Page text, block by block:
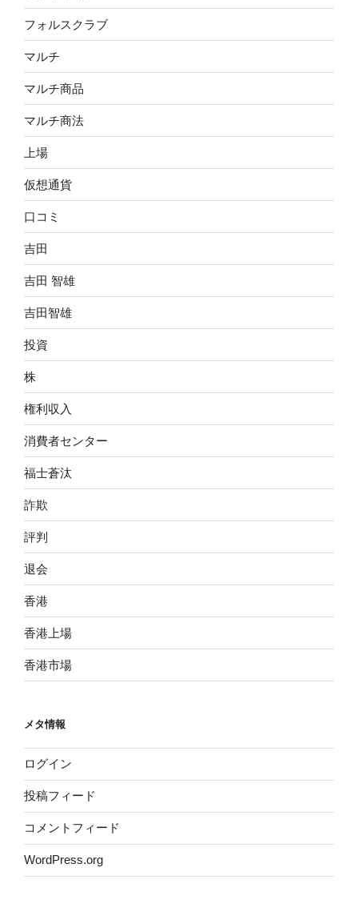
フォルスクラブ
マルチ
マルチ商品
マルチ商法
上場
仮想通貨
口コミ
吉田
吉田 智雄
吉田智雄
投資
株
権利収入
消費者センター
福士蒼汰
詐欺
評判
退会
香港
香港上場
香港市場
メタ情報
ログイン
投稿フィード
コメントフィード
WordPress.org